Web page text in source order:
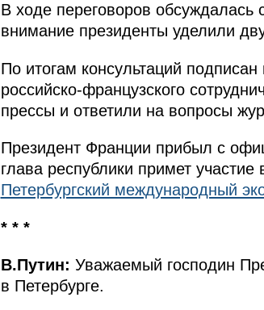
В ходе переговоров обсуждалась
внимание президенты уделили
По итогам консультаций
российско-французского
прессы и ответили на вопросы
Президент Франции прибыл с
глава республики примет участие
Петербургский международный
* * *
В.Путин: Уважаемый господин
в Петербурге.